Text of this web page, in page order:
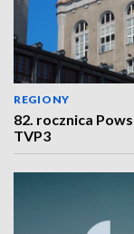
REGIONY
82. rocznica
TVP3